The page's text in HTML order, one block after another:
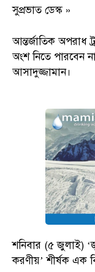
সুপ্রভাত ডেস্ক »
আন্তর্জাতিক অপরাধ
অংশ নিতে পারবেন
আসাদুজ্জামান।
শনিবার (৫ জুলাই)
করণীয়’ শীর্ষক এক